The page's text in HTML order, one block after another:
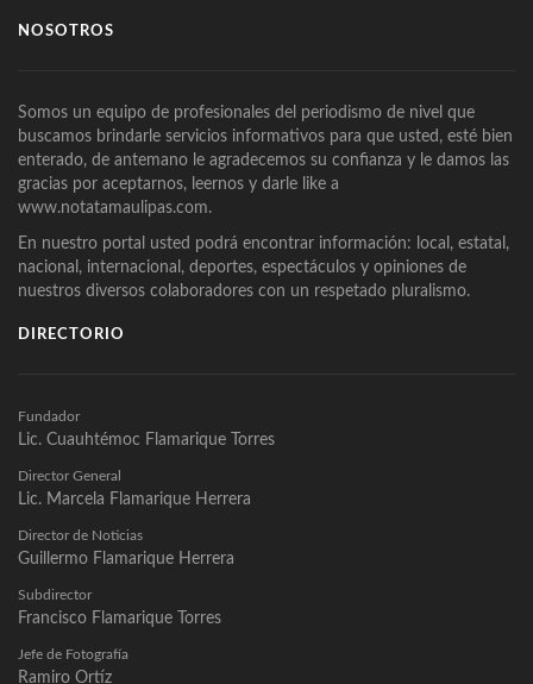
NOSOTROS
Somos un equipo de profesionales del periodismo de nivel que
buscamos brindarle servicios informativos para que usted, esté bien
enterado, de antemano le agradecemos su confianza y le damos las
gracias por aceptarnos, leernos y darle like a
www.notatamaulipas.com.
En nuestro portal usted podrá encontrar información: local, estatal,
nacional, internacional, deportes, espectáculos y opiniones de
nuestros diversos colaboradores con un respetado pluralismo.
DIRECTORIO
Fundador
Lic. Cuauhtémoc Flamarique Torres
Director General
Lic. Marcela Flamarique Herrera
Director de Noticias
Guillermo Flamarique Herrera
Subdirector
Francisco Flamarique Torres
Jefe de Fotografía
Ramiro Ortíz